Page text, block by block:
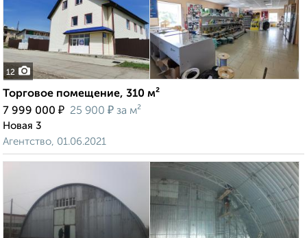
12
Торговое помещение, 310 м²
7 999 000 ₽ 25 900 ₽ за м²
Новая 3
Агентство, 01.06.2021